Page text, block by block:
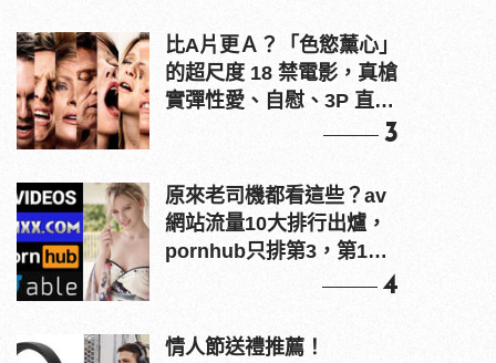
比A片更Ａ？「色慾薰心」
的超尺度 18 禁電影，真槍
實彈性愛、自慰、3P 直接
3
原來老司機都看這些？av
網站流量10大排行出爐，
pornhub只排第3，第1名
4
情人節送禮推薦！